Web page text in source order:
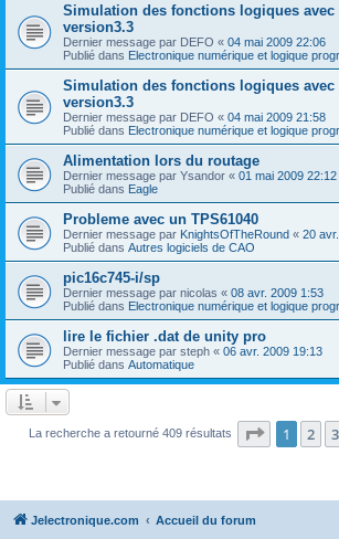
Simulation des fonctions logiques avec
version3.3
Dernier message par DEFO « 04 mai 2009 22:06
Publié dans Electronique numérique et logique
Simulation des fonctions logiques avec
version3.3
Dernier message par DEFO « 04 mai 2009 21:58
Publié dans Electronique numérique et logique
Alimentation lors du routage
Dernier message par Ysandor « 01 mai 2009 22:12
Publié dans Eagle
Probleme avec un TPS61040
Dernier message par KnightsOfTheRound « 20
Publié dans Autres logiciels de CAO
pic16c745-i/sp
Dernier message par nicolas « 08 avr. 2009 1:53
Publié dans Electronique numérique et logique
lire le fichier .dat de unity pro
Dernier message par steph « 06 avr. 2009 19:13
Publié dans Automatique
La recherche a retourné 409 résultats Page 1sur
1 2 3
Jelectronique.com Accueil du forum